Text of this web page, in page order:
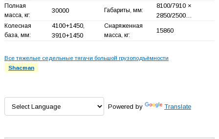
Полная
масса, кг:
30000 Габариты, мм:
8100/7910 ×
2850/2500…
Колесная
база, мм:
4100+1450,
3910+1450
Снаряженная
масса, кг:
15860
Все тяжелые седельные тягачи большой грузоподъёмности
Shacman
Powered by Translate